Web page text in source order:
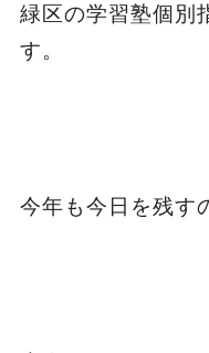
緑区の学習塾個別
す。
今年も今日を残す